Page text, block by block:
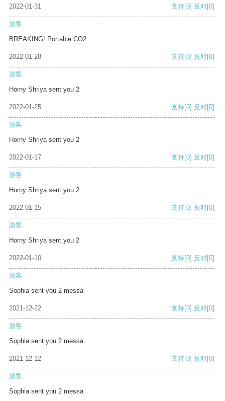
2022-01-31 支持[0] 反对[0]
游客
BREAKING! Portable CO2
2022-01-28 支持[0] 反对[0]
游客
Horny Shriya sent you 2
2022-01-25 支持[0] 反对[0]
游客
Horny Shriya sent you 2
2022-01-17 支持[0] 反对[0]
游客
Horny Shriya sent you 2
2022-01-15 支持[0] 反对[0]
游客
Horny Shriya sent you 2
2022-01-10 支持[0] 反对[0]
游客
Sophia sent you 2 messa
2021-12-22 支持[0] 反对[0]
游客
Sophia sent you 2 messa
2021-12-12 支持[0] 反对[0]
游客
Sophia sent you 2 messa